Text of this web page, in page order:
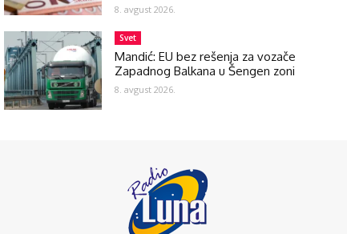
8. avgust 2026.
Svet
Mandić: EU bez rešenja za vozače
Zapadnog Balkana u Šengen zoni
8. avgust 2026.